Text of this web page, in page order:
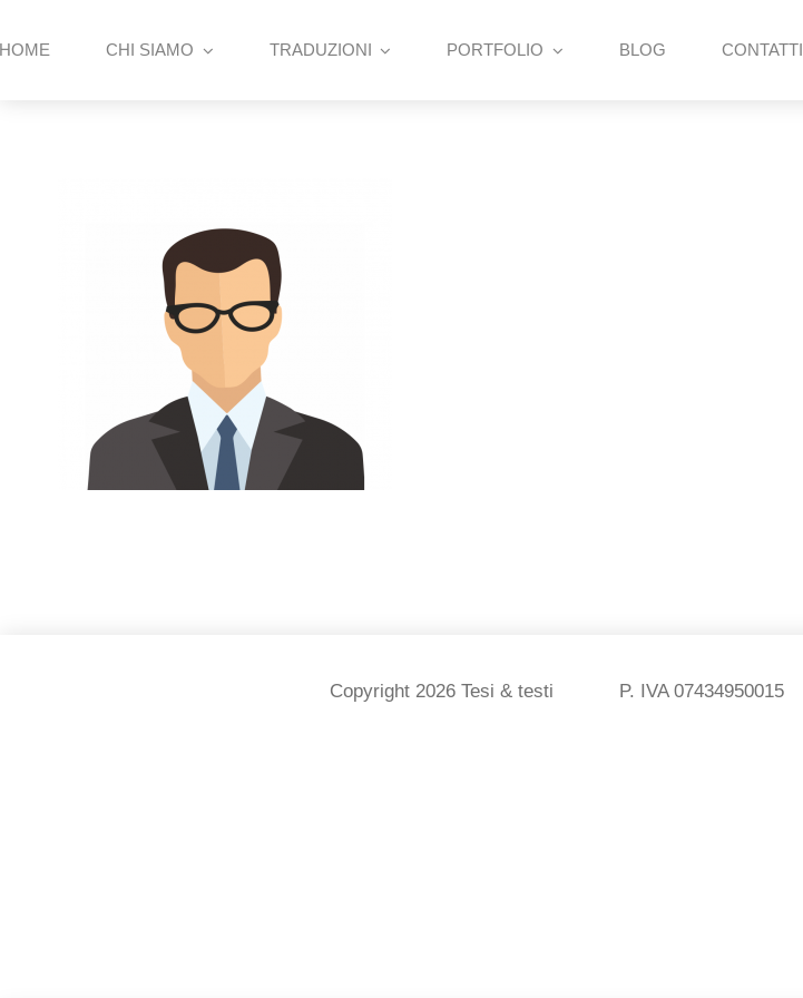
to
HOME CHI SIAMO TRADUZIONI PORTFOLIO BLOG CONTATTI
Copyright 2026 Tesi & testi P. IVA 07434950015